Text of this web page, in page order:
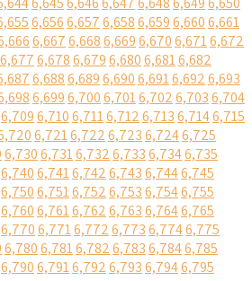
6,6566,6576,6586,6596,6606,661
6,6676,6686,6696,6706,6716,672
6,6776,6786,6796,6806,6816,682
6,6886,6896,6906,6916,6926,693
6,6996,7006,7016,7026,7036,704
6,7096,7106,7116,7126,7136,7146,715
6,7216,7226,7236,7246,725
6,7306,7316,7326,7336,7346,735
6,7406,7416,7426,7436,7446,745
6,7506,7516,7526,7536,7546,755
6,7606,7616,7626,7636,7646,765
6,7706,7716,7726,7736,7746,775
6,7806,7816,7826,7836,7846,785
6,7906,7916,7926,7936,7946,795